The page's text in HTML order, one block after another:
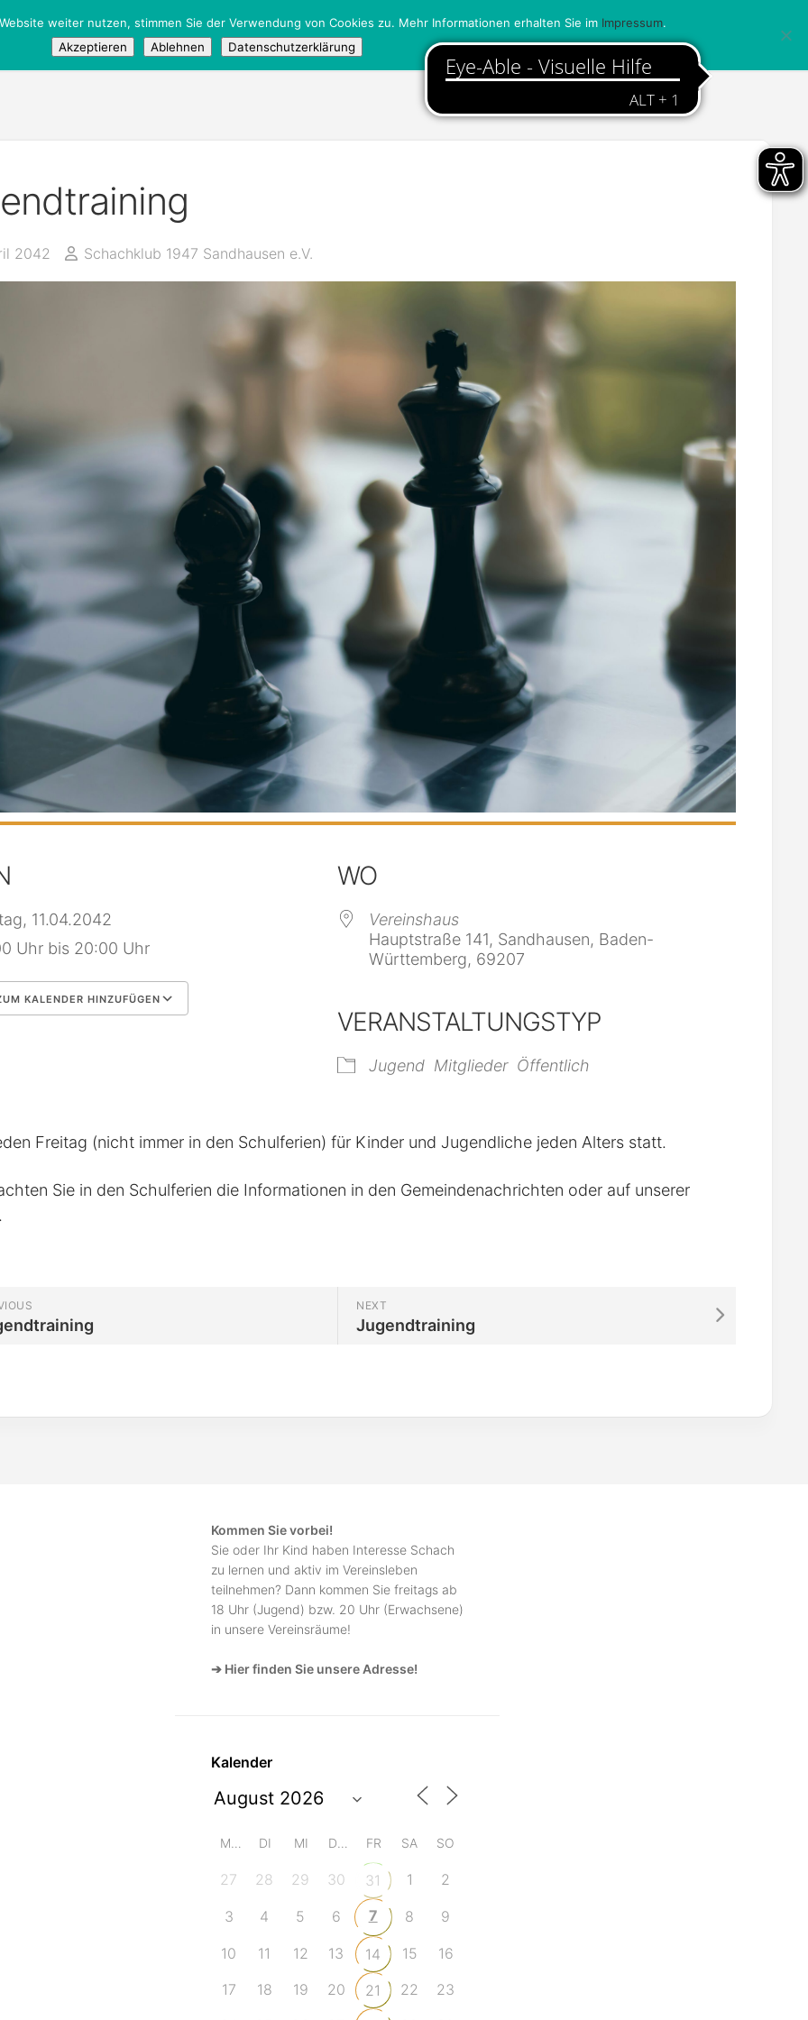
Jugendmeisterschaft
/Öffentlich
2042 Schachklub 1947 Sandhausen e.V.
11.04.2042
Uhr bis 20:00 Uhr
KALENDER HINZUFÜGEN
iCalendar
WO
Vereinshaus
Hauptstraße 141, Sandhausen, Baden-
Württemberg, 69207
VERANSTALTUNGSTYP
Jugend Mitglieder Öffentlich
Freitag (nicht immer in den Schulferien) für Kinder und Jugendliche jeden Alters statt.
Sie in den Schulferien die Informationen in den Gemeindenachrichten oder auf unserer
NEXT
Jugendtraining
Kommen Sie vorbei!
Sie oder Ihr Kind haben Interesse Schach
zu lernen und aktiv im Vereinsleben
teilnehmen? Dann kommen Sie freitags ab
18 Uhr (Jugend) bzw. 20 Uhr (Erwachsene)
in unsere Vereinsräume!
➔ Hier finden Sie unsere Adresse!
Kalender
MO DI MI DO FR SA SO
27 28 29 30 31 1 2
3 4 5 6 7 8 9
10 11 12 13 14 15
16
17
18 19 20 21 22
23
weiter nutzen, stimmen Sie der Verwendung von Cookies zu. Mehr Informationen erhalten Sie im Impressum.
Akzeptieren
Ablehnen Datenschutzerklärung